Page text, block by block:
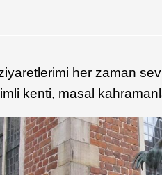
her zaman
kenti, masal